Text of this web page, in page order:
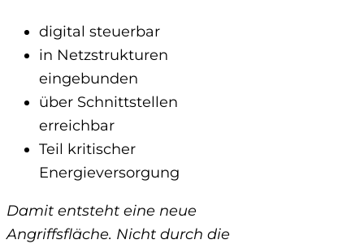
digital steuerbar
in Netzstrukturen
eingebunden
über Schnittstellen
erreichbar
Teil kritischer
Energieversorgung
Damit entsteht eine neue
Angriffsfläche. Nicht durch die